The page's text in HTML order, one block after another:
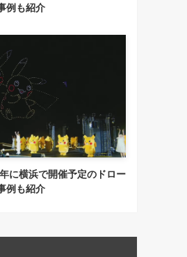
例も紹介
に横浜で開催予定のドロー
例も紹介